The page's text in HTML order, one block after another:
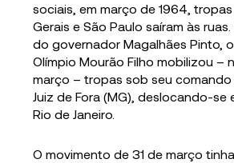
sociais, em março de 1964, tropas
Gerais e São Paulo saíram às
do governador Magalhães Pinto,
Olímpio Mourão Filho mobilizou –
março – tropas sob seu comando
Juiz de Fora (MG), deslocando-se
Rio de Janeiro.
O movimento de 31 de março